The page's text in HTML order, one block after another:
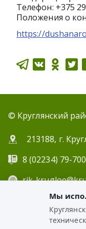
Телефон: +375
Положения о
https://
© Круглянский
213188, г.
8 (02234) 79-700
rik-
РАЗРАБОТКА:
ЦВР
Мы